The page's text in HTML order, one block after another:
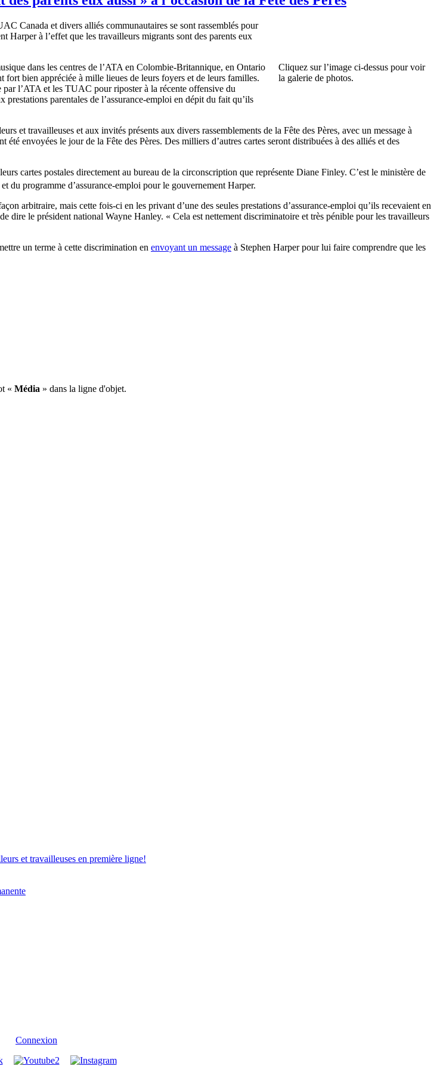
Cliquez sur l’image ci-dessus pour voir
la galerie de photos.
Canada et divers alliés communautaires se sont rassemblés pour
Harper à l’effet que les travailleurs migrants sont des parents eux
dans les centres de l’ATA en Colombie-Britannique, en Ontario
bien appréciée à mille lieues de leurs foyers et de leurs familles.
par l’ATA et les TUAC pour riposter à la récente offensive du
parentales de l’assurance-emploi en dépit du fait qu’ils
et travailleuses et aux invités présents aux divers rassemblements de la Fête des Pères, avec un message à
envoyées le jour de la Fête des Pères. Des milliers d’autres cartes seront distribuées à des alliés et des
cartes postales directement au bureau de la circonscription que représente Diane Finley. C’est le ministère de
du programme d’assurance-emploi pour le gouvernement Harper.
arbitraire, mais cette fois-ci en les privant d’une des seules prestations d’assurance-emploi qu’ils recevaient en
dire le président national Wayne Hanley. « Cela est nettement discriminatoire et très pénible pour les travailleurs
un terme à cette discrimination en envoyant un message à Stephen Harper pour lui faire comprendre que les
« Média » dans la ligne d'objet.
et travailleuses en première ligne!
Connexion